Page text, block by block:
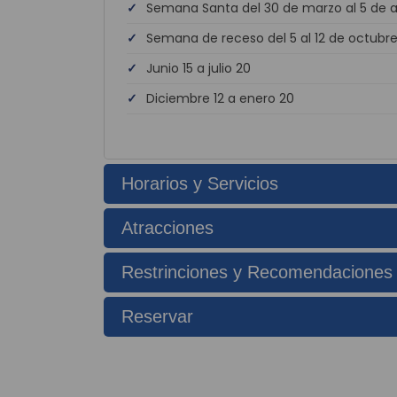
Semana Santa del 30 de marzo al 5 de
Semana de receso del 5 al 12 de octubre
Junio 15 a julio 20
Diciembre 12 a enero 20
Horarios y Servicios
Atracciones
Restrinciones y Recomendaciones
Reservar